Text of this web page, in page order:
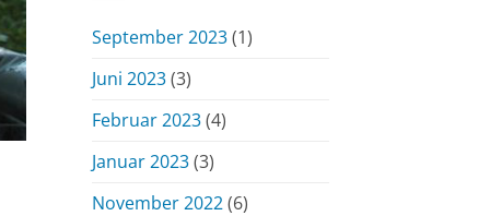
September 2023(1)
Juni 2023(3)
Februar 2023(4)
Januar 2023(3)
November 2022(6)